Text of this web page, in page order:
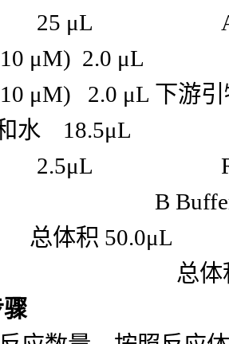
25 μL A
μM) 2.0 μL
μM) 2.0 μL 下游
本和水
2.5μL
B
总体积 50.0μL
总体